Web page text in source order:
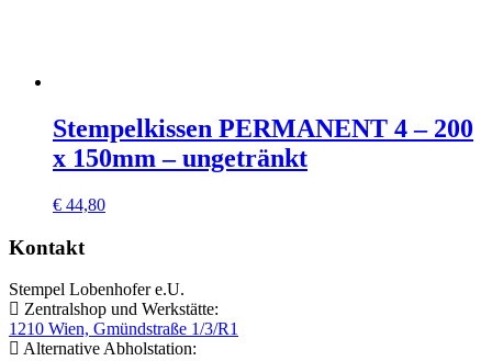
Stempelkissen PERMANENT 4 – 200
x 150mm – ungetränkt
€ 44,80
Kontakt
Stempel Lobenhofer e.U.
Zentralshop und Werkstätte:
1210 Wien, Gmündstraße 1/3/R1
Alternative Abholstation: